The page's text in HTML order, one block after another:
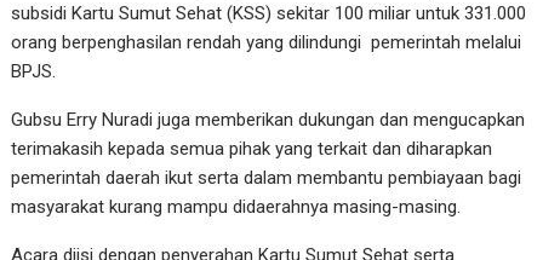
subsidi Kartu Sumut Sehat (KSS) sekitar 100 miliar untuk 331.000
orang berpenghasilan rendah yang dilindungi pemerintah melalui
BPJS.
Gubsu Erry Nuradi juga memberikan dukungan dan mengucapkan
terimakasih kepada semua pihak yang terkait dan diharapkan
pemerintah daerah ikut serta dalam membantu pembiayaan bagi
masyarakat kurang mampu didaerahnya masing-masing.
Acara diisi dengan penyerahan Kartu Sumut Sehat serta